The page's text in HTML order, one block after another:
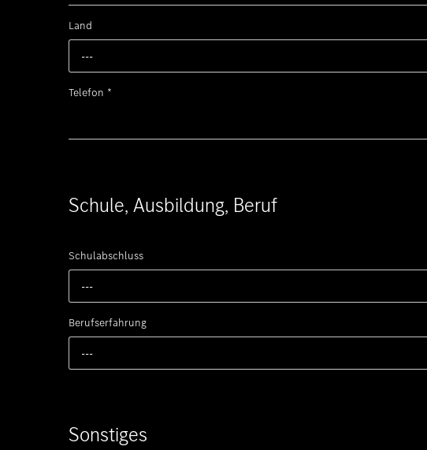
Land
---
Telefon *
Schule, Ausbildung, Beruf
Schulabschluss
---
Berufserfahrung
---
Sonstiges